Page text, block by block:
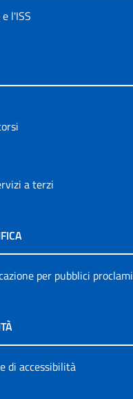
l'ISS
a terzi
per pubblici proclami
di accessibilità